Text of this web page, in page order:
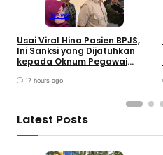
News
Usai Viral Hina Pasien BPJS,
Ini Sanksi yang Dijatuhkan
kepada Oknum Pegawai
17 hours ago
Latest Posts